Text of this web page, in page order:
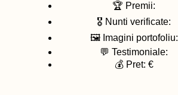
🏆 Premii:
🎖️ Nunti verificate:
🖼️ Imagini portofoliu:
💬 Testimoniale:
💰 Pret: €